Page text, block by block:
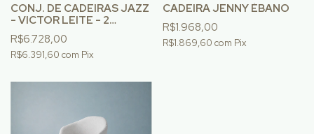
CONJ. DE CADEIRAS JAZZ
- VICTOR LEITE - 2
UNIDADES
R$6.728,00
R$6.391,60 com Pix
CADEIRA JENNY ÉBANO
R$1.968,00
R$1.869,60 com Pix